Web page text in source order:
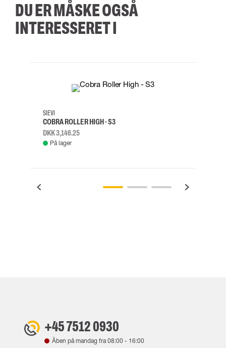
DU ER MÅSKE OGSÅ
INTERESSERET I
38
SIEVI
COBRA ROLLER HIGH - S3
DKK 3,146.25
På lager
+45 7512 0930
Åben på mandag fra08:00 - 16:00